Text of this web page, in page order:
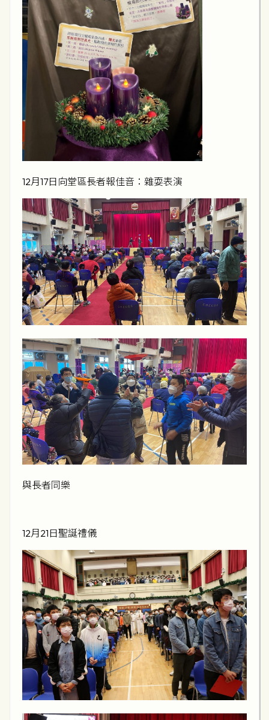
12月17日向堂區長者報佳音：雜耍表演
與長者同樂
12月21日聖誕禮儀